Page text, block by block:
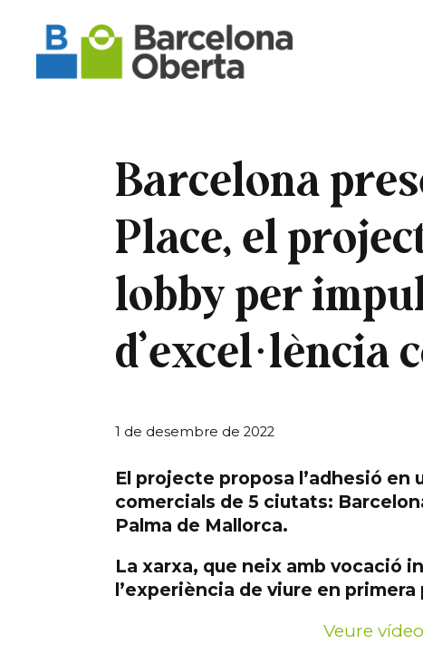
Barcelona
Place, el
lobby per
d’excel·lència
1 de desembre de 2022
El projecte proposa l’adhesió en
comercials de 5 ciutats:
Palma de Mallorca.
La xarxa, que neix amb vocació
l’experiència de viure en
Veure